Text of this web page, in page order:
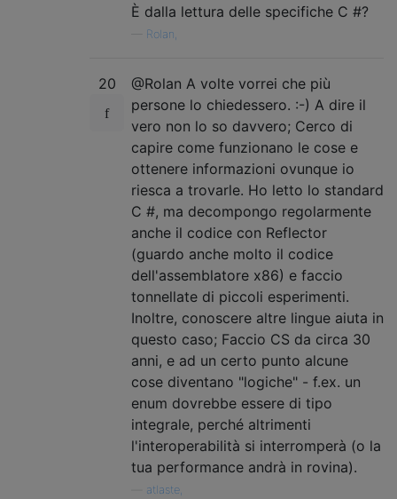
È dalla lettura delle specifiche C #?
Rolan,
20
@Rolan A volte vorrei che più
persone lo chiedessero. :-) A dire il
vero non lo so davvero; Cerco di
capire come funzionano le cose e
ottenere informazioni ovunque io
riesca a trovarle. Ho letto lo standard
C #, ma decompongo regolarmente
anche il codice con Reflector
(guardo anche molto il codice
dell'assemblatore x86) e faccio
tonnellate di piccoli esperimenti.
Inoltre, conoscere altre lingue aiuta in
questo caso; Faccio CS da circa 30
anni, e ad un certo punto alcune
cose diventano "logiche" - f.ex. un
enum dovrebbe essere di tipo
integrale, perché altrimenti
l'interoperabilità si interromperà (o la
tua performance andrà in rovina).
atlaste,